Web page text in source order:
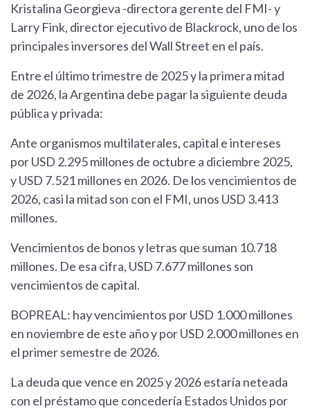
Kristalina Georgieva -directora gerente del FMI- y
Larry Fink, director ejecutivo de Blackrock, uno de los
principales inversores del Wall Street en el país.
Entre el último trimestre de 2025 y la primera mitad
de 2026, la Argentina debe pagar la siguiente deuda
pública y privada:
Ante organismos multilaterales, capital e intereses
por USD 2.295 millones de octubre a diciembre 2025,
y USD 7.521 millones en 2026. De los vencimientos de
2026, casi la mitad son con el FMI, unos USD 3.413
millones.
Vencimientos de bonos y letras que suman 10.718
millones. De esa cifra, USD 7.677 millones son
vencimientos de capital.
BOPREAL: hay vencimientos por USD 1.000 millones
en noviembre de este año y por USD 2.000 millones en
el primer semestre de 2026.
La deuda que vence en 2025 y 2026 estaría neteada
con el préstamo que concedería Estados Unidos por